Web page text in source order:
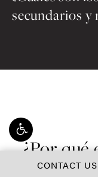
secundarios y
¿Por
para
CONTACT US